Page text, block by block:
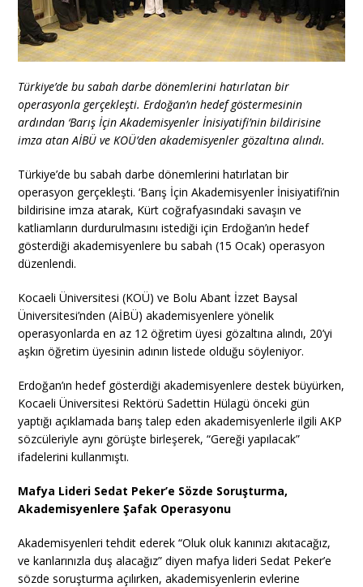
Türkiye’de bu sabah darbe dönemlerini hatırlatan bir
operasyonla gerçekleşti. Erdoğan’ın hedef göstermesinin
ardından ‘Barış İçin Akademisyenler İnisiyatifi’nin bildirisine
imza atan AİBÜ ve KOÜ’den akademisyenler gözaltına alındı.
Türkiye’de bu sabah darbe dönemlerini hatırlatan bir
operasyon gerçekleşti. ‘Barış İçin Akademisyenler İnisiyatifi’nin
bildirisine imza atarak, Kürt coğrafyasındaki savaşın ve
katliamların durdurulmasını istediği için Erdoğan’ın hedef
gösterdiği akademisyenlere bu sabah (15 Ocak) operasyon
düzenlendi.
Kocaeli Üniversitesi (KOÜ) ve Bolu Abant İzzet Baysal
Üniversitesi’nden (AİBÜ) akademisyenlere yönelik
operasyonlarda en az 12 öğretim üyesi gözaltına alındı, 20’yi
aşkın öğretim üyesinin adının listede olduğu söyleniyor.
Erdoğan’ın hedef gösterdiği akademisyenlere destek büyürken,
Kocaeli Üniversitesi Rektörü Sadettin Hülagü önceki gün
yaptığı açıklamada barış talep eden akademisyenlerle ilgili AKP
sözcüleriyle aynı görüşte birleşerek, “Gereği yapılacak”
ifadelerini kullanmıştı.
Mafya Lideri Sedat Peker’e Sözde Soruşturma,
Akademisyenlere Şafak Operasyonu
Akademisyenleri tehdit ederek “Oluk oluk kanınızı akıtacağız,
ve kanlarınızla duş alacağız” diyen mafya lideri Sedat Peker’e
sözde soruşturma açılırken, akademisyenlerin evlerine